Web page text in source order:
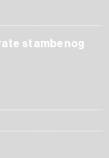
stambenog